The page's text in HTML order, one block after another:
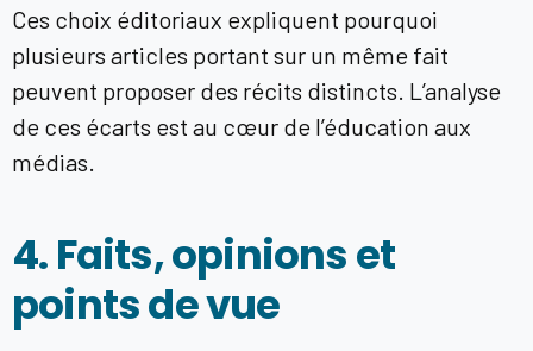
Ces choix éditoriaux expliquent pourquoi
plusieurs articles portant sur un même fait
peuvent proposer des récits distincts. L’analyse
de ces écarts est au cœur de l’éducation aux
médias.
4. Faits, opinions et
points de vue